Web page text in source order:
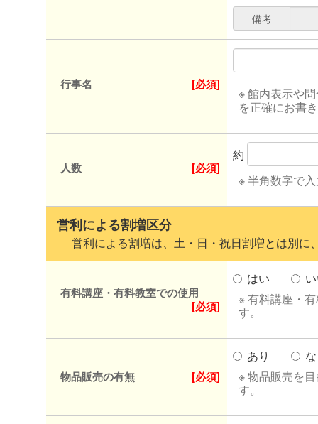
備考
行事名 [必須]
※ 館内表示や
を正確にお書
人数 [必須]
約
※ 半角数字で
営利による割増区分
営利による割増は、土・日・祝日割増とは別に
有料講座・有料教室での使用
[必須]
はい
※ 有料講座・
す。
物品販売の有無 [必須]
あり
※ 物品販売を
す。